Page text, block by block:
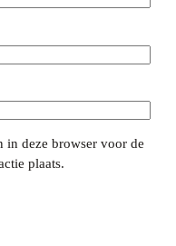
in deze browser voor de
plaats.